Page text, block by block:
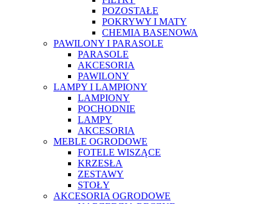
POZOSTAŁE
POKRYWY I MATY
CHEMIA BASENOWA
PAWILONY I PARASOLE
PARASOLE
AKCESORIA
PAWILONY
LAMPY I LAMPIONY
LAMPIONY
POCHODNIE
LAMPY
AKCESORIA
MEBLE OGRODOWE
FOTELE WISZĄCE
KRZESŁA
ZESTAWY
STOŁY
AKCESORIA OGRODOWE